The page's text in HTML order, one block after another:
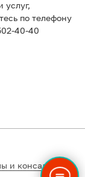
услуг,
по телефону
40-40
и консалтинга